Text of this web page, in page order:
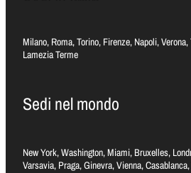
Milano, Roma, Torino, Firenze, Napoli,
Lamezia Terme
Sedi nel mondo
New York, Washington, Miami, Bruxelles,
Varsavia, Praga, Ginevra, Vienna,